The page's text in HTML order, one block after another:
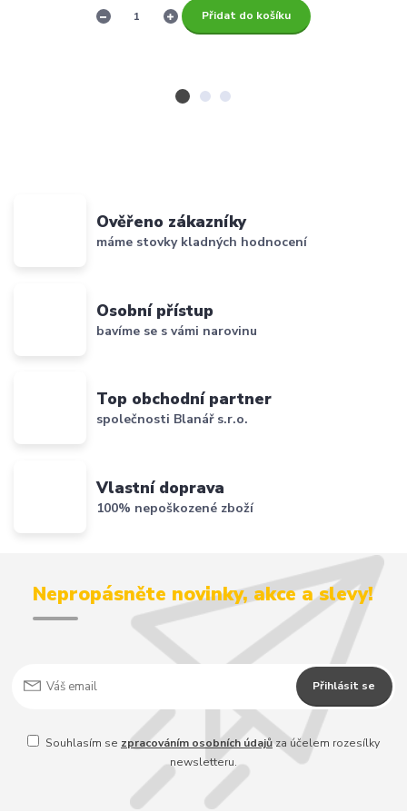
Přidat do košíku
Ověřeno zákazníky
máme stovky kladných hodnocení
Osobní přístup
bavíme se s vámi narovinu
Top obchodní partner
společnosti Blanář s.r.o.
Vlastní doprava
100% nepoškozené zboží
Nepropásněte novinky, akce a slevy!
Přihlásit se
Souhlasím se zpracováním osobních údajůza účelem rozesílky
newsletteru.